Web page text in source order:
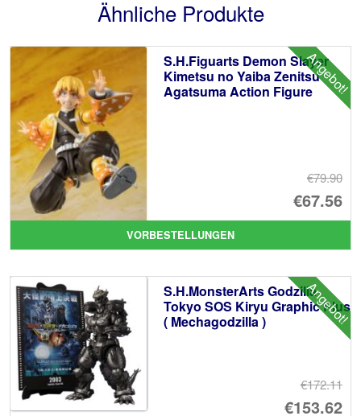
Ähnliche Produkte
Angebot!
S.H.Figuarts Demon Slayer
Kimetsu no Yaiba Zenitsu
Agatsuma Action Figure
€79.90
€67.56
VORBESTELLUNGEN
Angebot!
S.H.MonsterArts Godzilla
Tokyo SOS Kiryu Graphic Plus
( Mechagodzilla )
€172.11
€153.62